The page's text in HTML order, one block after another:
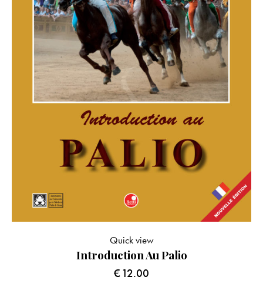
Introduction Au Palio
€12.00
Quick view